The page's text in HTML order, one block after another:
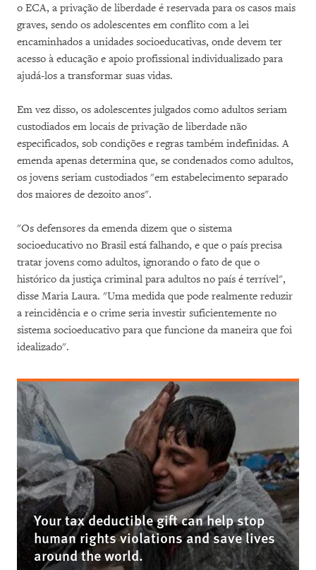
o ECA, a privação de liberdade é reservada para os casos mais
graves, sendo os adolescentes em conflito com a lei
encaminhados a unidades socioeducativas, onde devem ter
acesso à educação e apoio profissional individualizado para
ajudá-los a transformar suas vidas.
Em vez disso, os adolescentes julgados como adultos seriam
custodiados em locais de privação de liberdade não
especificados, sob condições e regras também indefinidas. A
emenda apenas determina que, se condenados como adultos,
os jovens seriam custodiados "em estabelecimento separado
dos maiores de dezoito anos".
"Os defensores da emenda dizem que o sistema
socioeducativo no Brasil está falhando, e que o país precisa
tratar jovens como adultos, ignorando o fato de que o
histórico da justiça criminal para adultos no país é terrível",
disse Maria Laura. "Uma medida que pode realmente reduzir
a reincidência e o crime seria investir suficientemente no
sistema socioeducativo para que funcione da maneira que foi
idealizado".
Your tax deductible gift can help stop
human rights violations and save lives
around the world.